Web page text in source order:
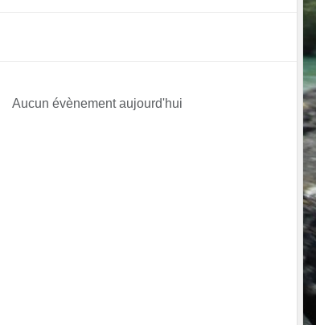
Aucun évènement aujourd'hui